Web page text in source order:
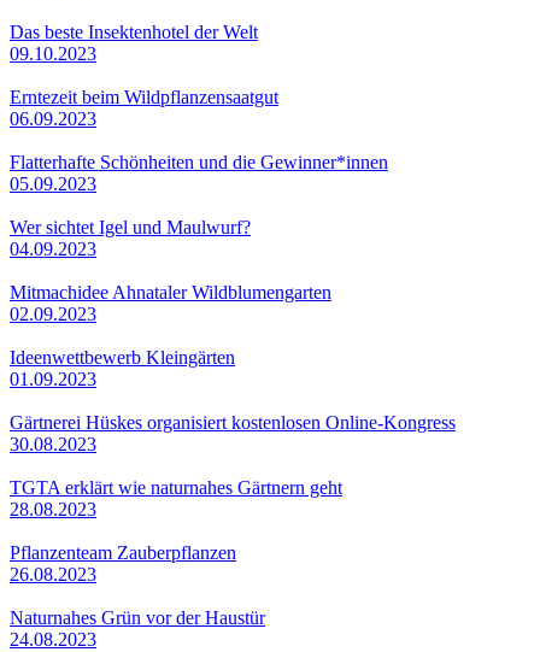
Das beste Insektenhotel der Welt
09.10.2023
Erntezeit beim Wildpflanzensaatgut
06.09.2023
Flatterhafte Schönheiten und die Gewinner*innen
05.09.2023
Wer sichtet Igel und Maulwurf?
04.09.2023
Mitmachidee Ahnataler Wildblumengarten
02.09.2023
Ideenwettbewerb Kleingärten
01.09.2023
Gärtnerei Hüskes organisiert kostenlosen Online-Kongress
30.08.2023
TGTA erklärt wie naturnahes Gärtnern geht
28.08.2023
Pflanzenteam Zauberpflanzen
26.08.2023
Naturnahes Grün vor der Haustür
24.08.2023